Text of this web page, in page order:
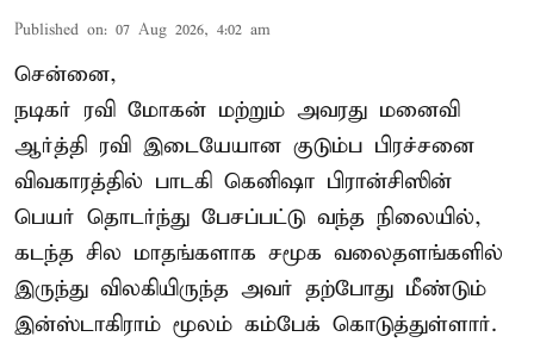
Published on: 07 Aug 2026, 4:02 am
சென்னை,
நடிகர் ரவி மோகன் மற்றும் அவரது மனைவி
ஆர்த்தி ரவி இடையேயான குடும்ப பிரச்சனை
விவகாரத்தில் பாடகி கெனிஷா பிரான்சிஸின்
பெயர் தொடர்ந்து பேசப்பட்டு வந்த நிலையில்,
கடந்த சில மாதங்களாக சமூக வலைதளங்களில்
இருந்து விலகியிருந்த அவர் தற்போது மீண்டும்
இன்ஸ்டாகிராம் மூலம் கம்பேக் கொடுத்துள்ளார்.